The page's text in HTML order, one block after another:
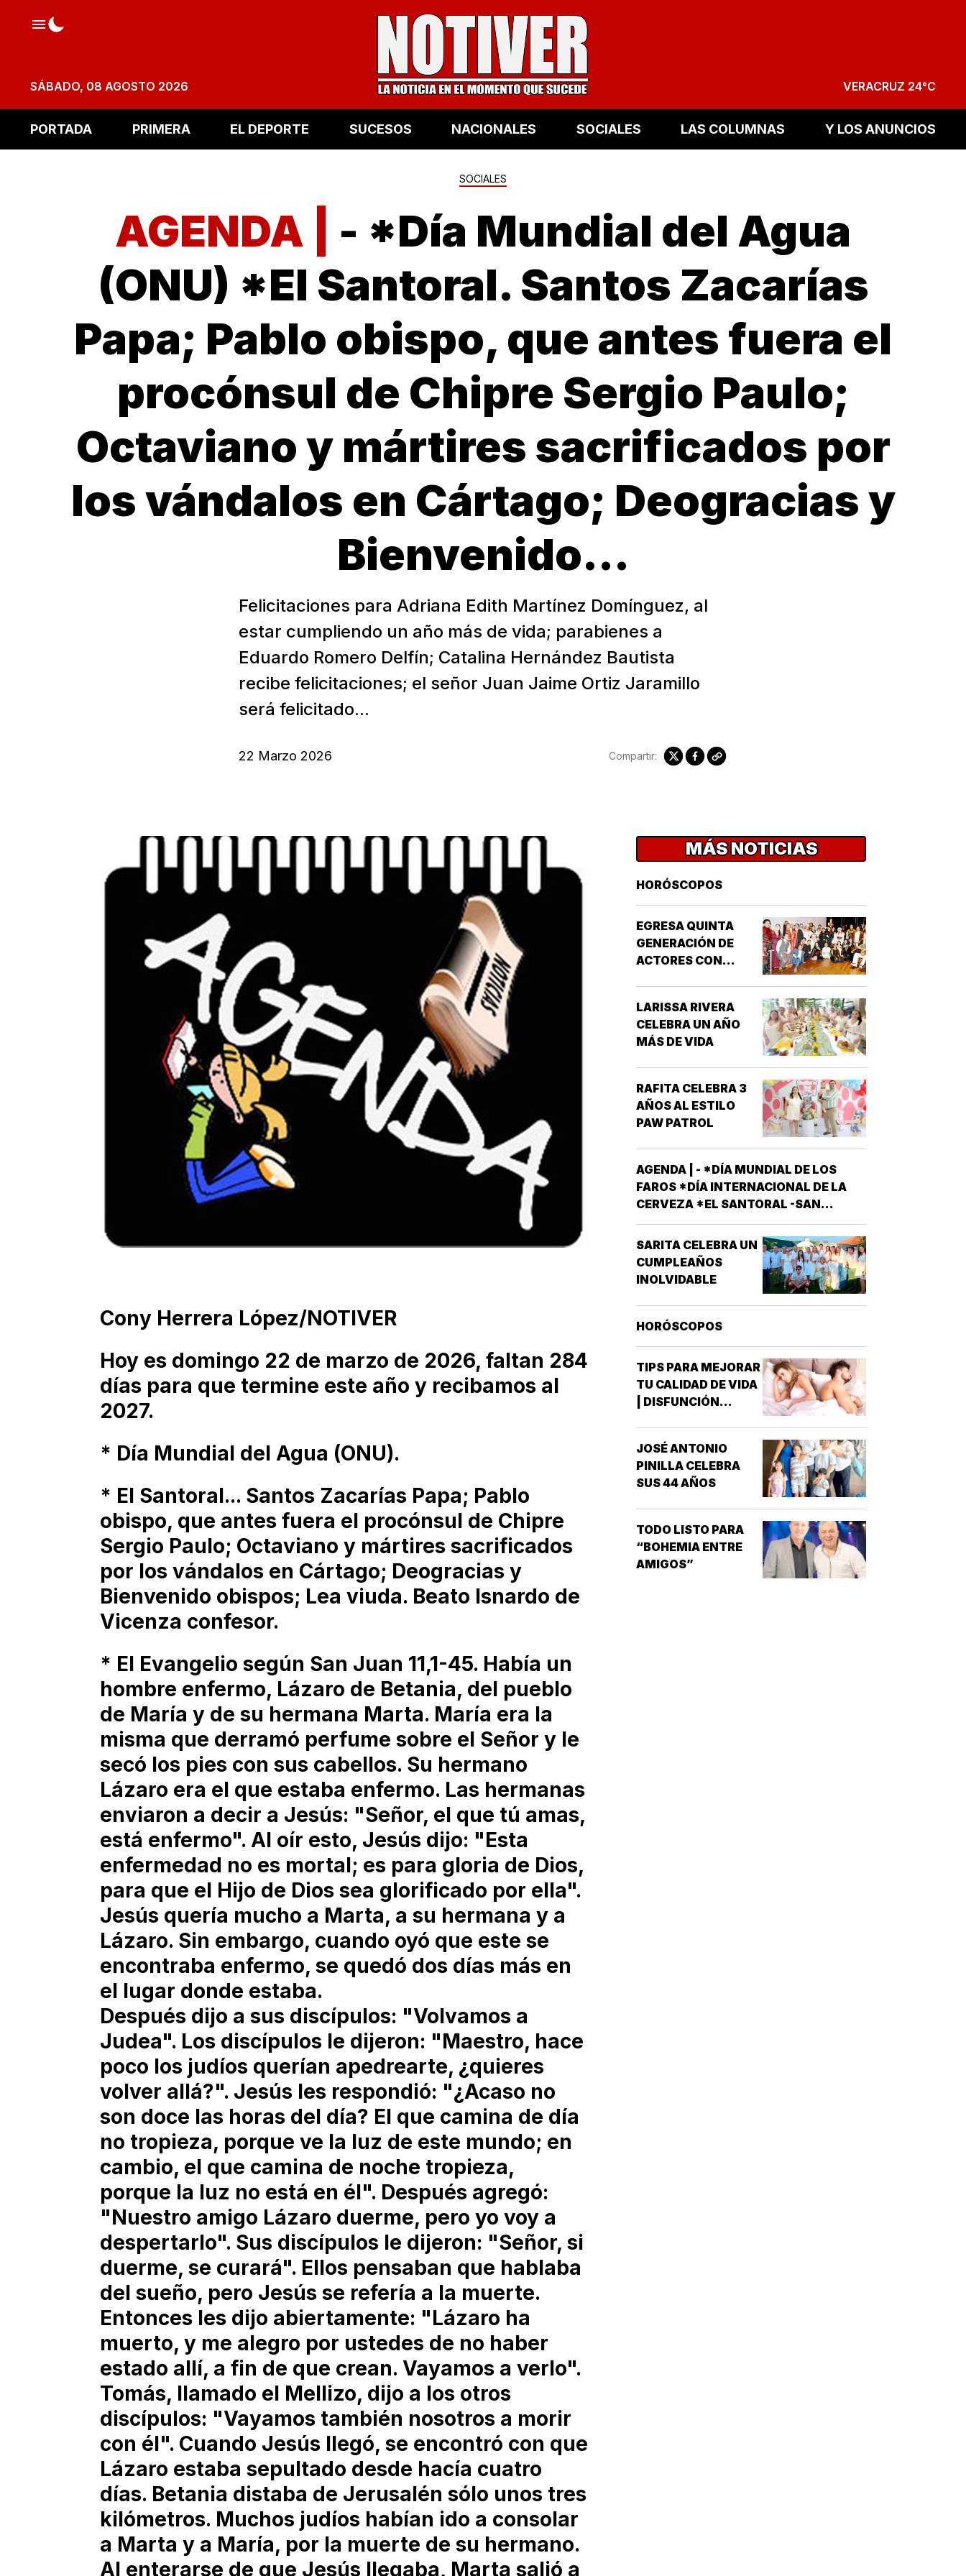
SÁBADO, 08 AGOSTO 2026 VERACRUZ 24°C
PORTADA PRIMERA EL DEPORTE SUCESOS NACIONALES SOCIALES LAS COLUMNAS Y LOS ANUNCIOS
SOCIALES
AGENDA | - *Día Mundial del Agua
(ONU) *El Santoral. Santos Zacarías
Papa; Pablo obispo, que antes fuera el
procónsul de Chipre Sergio Paulo;
Octaviano y mártires sacrificados por
los vándalos en Cártago; Deogracias y
Bienvenido...
Felicitaciones para Adriana Edith Martínez Domínguez, al
estar cumpliendo un año más de vida; parabienes a
Eduardo Romero Delfín; Catalina Hernández Bautista
recibe felicitaciones; el señor Juan Jaime Ortiz Jaramillo
será felicitado...
22 Marzo 2026 Compartir:
Cony Herrera López/NOTIVER
Hoy es domingo 22 de marzo de 2026, faltan 284
días para que termine este año y recibamos al
2027.
* Día Mundial del Agua (ONU).
* El Santoral... Santos Zacarías Papa; Pablo
obispo, que antes fuera el procónsul de Chipre
Sergio Paulo; Octaviano y mártires sacrificados
por los vándalos en Cártago; Deogracias y
Bienvenido obispos; Lea viuda. Beato Isnardo de
Vicenza confesor.
* El Evangelio según San Juan 11,1-45. Había un
hombre enfermo, Lázaro de Betania, del pueblo
de María y de su hermana Marta. María era la
misma que derramó perfume sobre el Señor y le
secó los pies con sus cabellos. Su hermano
Lázaro era el que estaba enfermo. Las hermanas
enviaron a decir a Jesús: "Señor, el que tú amas,
está enfermo". Al oír esto, Jesús dijo: "Esta
enfermedad no es mortal; es para gloria de Dios,
para que el Hijo de Dios sea glorificado por ella".
Jesús quería mucho a Marta, a su hermana y a
Lázaro. Sin embargo, cuando oyó que este se
encontraba enfermo, se quedó dos días más en
el lugar donde estaba.
Después dijo a sus discípulos: "Volvamos a
Judea". Los discípulos le dijeron: "Maestro, hace
poco los judíos querían apedrearte, ¿quieres
volver allá?". Jesús les respondió: "¿Acaso no
son doce las horas del día? El que camina de día
no tropieza, porque ve la luz de este mundo; en
cambio, el que camina de noche tropieza,
porque la luz no está en él". Después agregó:
"Nuestro amigo Lázaro duerme, pero yo voy a
despertarlo". Sus discípulos le dijeron: "Señor, si
duerme, se curará". Ellos pensaban que hablaba
del sueño, pero Jesús se refería a la muerte.
Entonces les dijo abiertamente: "Lázaro ha
muerto, y me alegro por ustedes de no haber
estado allí, a fin de que crean. Vayamos a verlo".
Tomás, llamado el Mellizo, dijo a los otros
discípulos: "Vayamos también nosotros a morir
con él". Cuando Jesús llegó, se encontró con que
Lázaro estaba sepultado desde hacía cuatro
días. Betania distaba de Jerusalén sólo unos tres
kilómetros. Muchos judíos habían ido a consolar
a Marta y a María, por la muerte de su hermano.
Al enterarse de que Jesús llegaba, Marta salió a
MÁS NOTICIAS
HORÓSCOPOS
EGRESA QUINTA
GENERACIÓN DE
ACTORES CON
LARISSA RIVERA
CELEBRA UN AÑO
MÁS DE VIDA
RAFITA CELEBRA 3
AÑOS AL ESTILO
PAW PATROL
AGENDA | - *DÍA MUNDIAL DE LOS
FAROS *DÍA INTERNACIONAL DE LA
CERVEZA *EL SANTORAL -SAN
CAYETANO, PRESBÍTERO FUNDADOR
DE LA ORDEN DE LOS TEATINOS.
SANTOS Y MÁRTIRES SIXTO II PAPA
MÁRTIR Y SUS DISCÍPULOS
FELICÍSIMO Y AGAPITO. SAN MIGUEL
DE LA MORA…
SARITA CELEBRA UN
CUMPLEAÑOS
INOLVIDABLE
HORÓSCOPOS
TIPS PARA MEJORAR
TU CALIDAD DE VIDA
| DISFUNCIÓN
DE LOS
TRASTORNOS
SEXUALES QUE
GENERADO PARA LA
INVESTIGACIÓN DE
NUEVOS
JOSÉ ANTONIO
PINILLA CELEBRA
SUS 44 AÑOS
TODO LISTO PARA
“BOHEMIA ENTRE
AMIGOS”